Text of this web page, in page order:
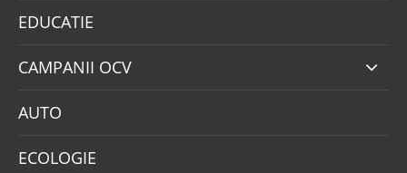
EDUCATIE
CAMPANII OCV
AUTO
ECOLOGIE